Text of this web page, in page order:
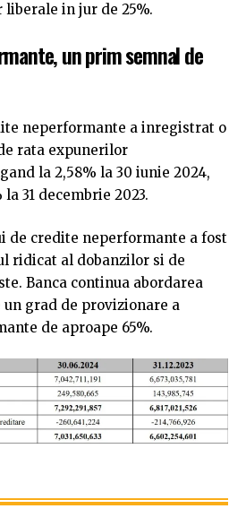
in jur de 25%.
un prim semnal de
neperformante a inregistrat o
rata expunerilor
la 2,58% la 30 iunie 2024,
31 decembrie 2023.
de credite neperformante a fost
ridicat al dobanzilor si de
Banca continua abordarea
grad de provizionare a
de aproape 65%.